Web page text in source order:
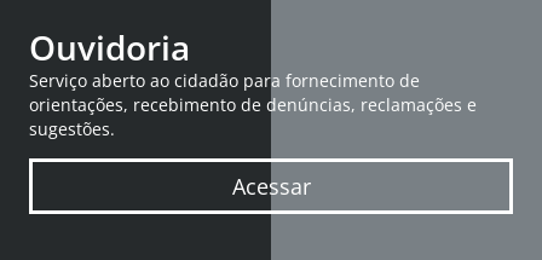
Ouvidoria
Serviço aberto ao cidadão para fornecimento de
orientações, recebimento de denúncias, reclamações e
sugestões.
Acessar